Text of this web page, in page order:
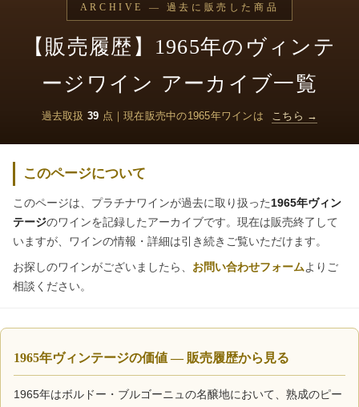
ARCHIVE — 過去に販売した商品
【販売履歴】1965年のヴィンテ
ージワイン アーカイブ一覧
過去取扱 39 点｜現在販売中の1965年ワインは こちら →
このページについて
このページは、プラチナワインが過去に取り扱った 1965年ヴィン
テージのワインを記録したアーカイブです。現在は販売終了して
いますが、ワインの情報・詳細は引き続きご覧いただけます。
お探しのワインがございましたら、 お問い合わせフォーム よりご
相談ください。
1965年ヴィンテージの価値 — 販売履歴から見る
1965年はボルドー・ブルゴーニュの名醸地において、熟成のピー